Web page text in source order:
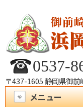
0537-
〒437-1605 静岡県御前
メニュー